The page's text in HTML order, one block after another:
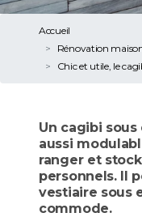
Accueil
Rénovation
Chic et utile, le
Un cagibi
aussi
ranger et
personnels. Il
vestiaire sous
commode.